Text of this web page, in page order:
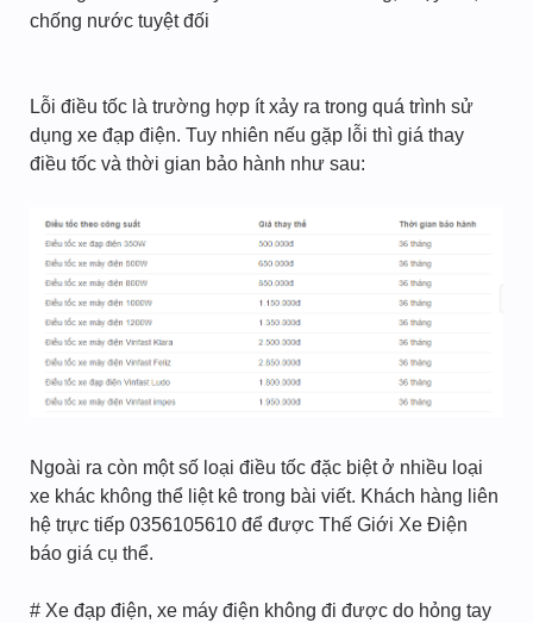
chống nước tuyệt đối
Lỗi điều tốc là trường hợp ít xảy ra trong quá trình sử
dụng xe đạp điện. Tuy nhiên nếu gặp lỗi thì giá thay
điều tốc và thời gian bảo hành như sau:
Ngoài ra còn một số loại điều tốc đặc biệt ở nhiều loại
xe khác không thể liệt kê trong bài viết. Khách hàng liên
hệ trực tiếp 0356105610 để được Thế Giới Xe Điện
báo giá cụ thể.
# Xe đạp điện, xe máy điện không đi được do hỏng tay